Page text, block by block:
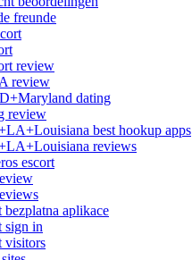
freunde
review
review
dating
review
best hookup apps
reviews
escort
bezplatna aplikace
sign in
visitors